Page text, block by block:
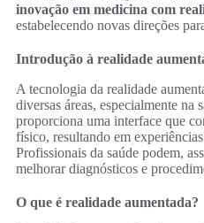
inovação em medicina com
estabelecendo novas direções
Introdução à realidade
A tecnologia da realidade
diversas áreas, especialmente na
proporciona uma interface que
físico, resultando em
Profissionais da saúde podem,
melhorar diagnósticos e
O que é realidade aumentada?